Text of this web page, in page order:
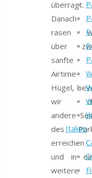
Italien
überragt.
Danach
rasen
über
sanfte
Airtime-
Hügel,
wir
andere
des
erreichen
und in
weitere